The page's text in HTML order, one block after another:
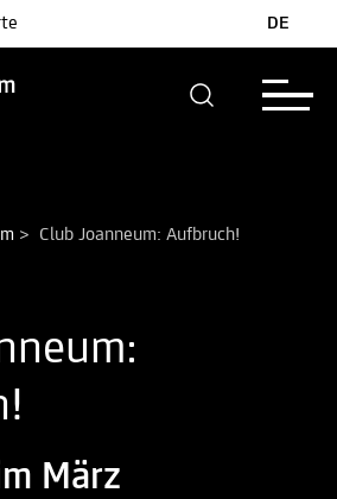
DE
> Club Joanneum: Aufbruch!
März